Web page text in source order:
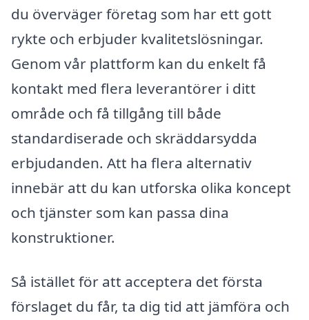
du överväger företag som har ett gott
rykte och erbjuder kvalitetslösningar.
Genom vår plattform kan du enkelt få
kontakt med flera leverantörer i ditt
område och få tillgång till både
standardiserade och skräddarsydda
erbjudanden. Att ha flera alternativ
innebär att du kan utforska olika koncept
och tjänster som kan passa dina
konstruktioner.
Så istället för att acceptera det första
förslaget du får, ta dig tid att jämföra och